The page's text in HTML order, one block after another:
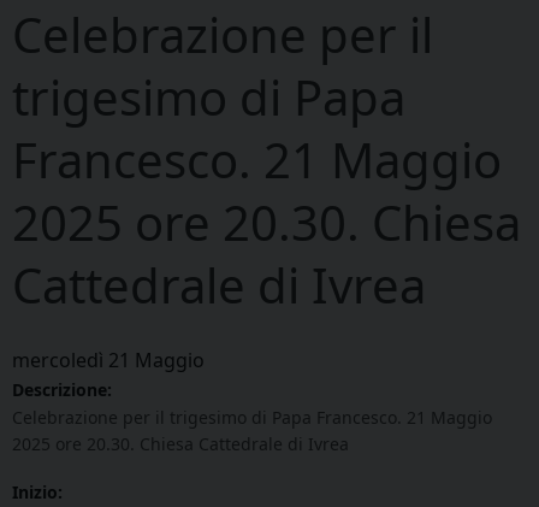
Celebrazione per il
trigesimo di Papa
Francesco. 21 Maggio
2025 ore 20.30. Chiesa
Cattedrale di Ivrea
mercoledì 21 Maggio
Descrizione:
Celebrazione per il trigesimo di Papa Francesco. 21 Maggio
2025 ore 20.30. Chiesa Cattedrale di Ivrea
Inizio: